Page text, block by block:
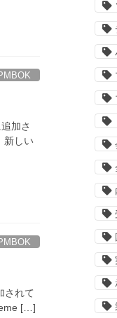
加さ
新しい
されて
[…]